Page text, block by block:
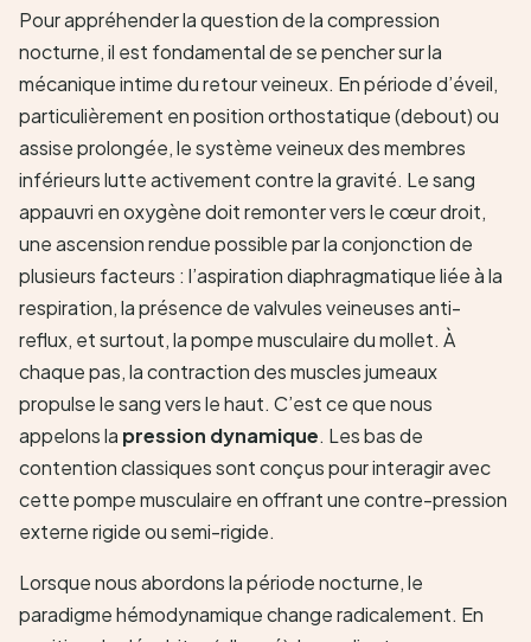
Pour appréhender la question de la compression
nocturne, il est fondamental de se pencher sur la
mécanique intime du retour veineux. En période d’éveil,
particulièrement en position orthostatique (debout) ou
assise prolongée, le système veineux des membres
inférieurs lutte activement contre la gravité. Le sang
appauvri en oxygène doit remonter vers le cœur droit,
une ascension rendue possible par la conjonction de
plusieurs facteurs : l’aspiration diaphragmatique liée à la
respiration, la présence de valvules veineuses anti-
reflux, et surtout, la pompe musculaire du mollet. À
chaque pas, la contraction des muscles jumeaux
propulse le sang vers le haut. C’est ce que nous
appelons la pression dynamique. Les bas de
contention classiques sont conçus pour interagir avec
cette pompe musculaire en offrant une contre-pression
externe rigide ou semi-rigide.
Lorsque nous abordons la période nocturne, le
paradigme hémodynamique change radicalement. En